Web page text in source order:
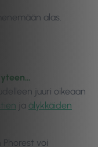
alas.
juuri oikeaan
ja älykkäiden
voi